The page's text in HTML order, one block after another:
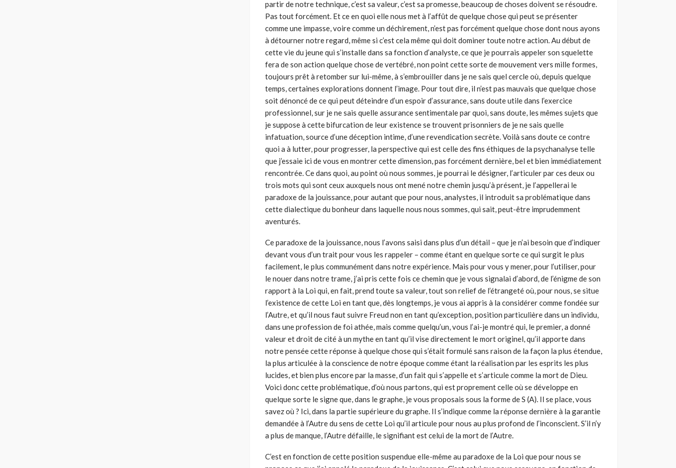
partir de notre technique, c’est sa valeur, c’est sa promesse, beaucoup de choses doivent se résoudre.
Pas tout forcément. Et ce en quoi elle nous met à l’af­fût de quelque chose qui peut se présenter
comme une impasse, voire comme un déchirement, n’est pas forcément quelque chose dont nous ayons
à détourner notre regard, même si c’est cela même qui doit domi­ner toute notre action. Au début de
cette vie du jeune qui s’installe dans sa fonction d’analyste, ce que je pourrais appeler son squelette
fera de son action quelque chose de vertébré, non point cette sorte de mouvement vers mille formes,
toujours prêt à retomber sur lui-même, à s’embrouiller dans je ne sais quel cercle où, depuis quelque
temps, certaines explora­tions donnent l’image. Pour tout dire, il n’est pas mauvais que quelque chose
soit dénoncé de ce qui peut déteindre d’un espoir d’assurance, sans doute utile dans l’exercice
professionnel, sur je ne sais quelle assurance sentimentale par quoi, sans doute, les mêmes sujets que
je suppose à cette bifurcation de leur existence se trouvent prisonniers de je ne sais quelle
infatuation, source d’une déception intime, d’une revendication secrète. Voilà sans doute ce contre
quoi a à lutter, pour progresser, la perspec­tive qui est celle des fins éthiques de la psychanalyse telle
que j’essaie ici de vous en montrer cette dimension, pas forcément dernière, bel et bien immédiatement
rencontrée. Ce dans quoi, au point où nous sommes, je pourrai le désigner, l’articuler par ces deux ou
trois mots qui sont ceux auxquels nous ont mené notre chemin jusqu’à présent, je l’appellerai le
paradoxe de la jouissance, pour autant que pour nous, analystes, il intro­duit sa problématique dans
cette dialectique du bonheur dans laquelle nous nous sommes, qui sait, peut-être imprudemment
aventurés.
Ce paradoxe de la jouissance, nous l’avons saisi dans plus d’un détail – que je n’ai besoin que d’indiquer
devant vous d’un trait pour vous les rappeler – comme étant en quelque sorte ce qui surgit le plus
facilement, le plus communément dans notre expérience. Mais pour vous y mener, pour l’utiliser, pour
le nouer dans notre trame, j’ai pris cette fois ce che­min que je vous signalai d’abord, de l’énigme de son
rapport à la Loi qui, en fait, prend toute sa valeur, tout son relief de l’étrangeté où, pour nous, se situe
l’existence de cette Loi en tant que, dès longtemps, je vous ai appris à la considérer comme fondée sur
l’Autre, et qu’il nous faut suivre Freud non en tant qu’exception, position particulière dans un individu,
dans une profession de foi athée, mais comme quelqu’un, vous l’ai-je montré qui, le premier, a donné
valeur et droit de cité à un mythe en tant qu’il vise directement le mort originel, qu’il apporte dans
notre pensée cette réponse à quelque chose qui s’était formulé sans raison de la façon la plus étendue,
la plus articulée à la conscience de notre époque comme étant la réalisation par les esprits les plus
lucides, et bien plus encore par la masse, d’un fait qui s’appelle et s’articule comme la mort de Dieu.
Voici donc cette problématique, d’où nous partons, qui est proprement celle où se développe en
quelque sorte le signe que, dans le graphe, je vous pro­posais sous la forme de S (A). Il se place, vous
savez où ? Ici, dans la par­tie supérieure du graphe. Il s’indique comme la réponse dernière à la garantie
demandée à l’Autre du sens de cette Loi qu’il articule pour nous au plus profond de l’inconscient. S’il n’y
a plus de manque, l’Autre défaille, le signifiant est celui de la mort de l’Autre.
C’est en fonction de cette position suspendue elle-même au paradoxe de la Loi que pour nous se